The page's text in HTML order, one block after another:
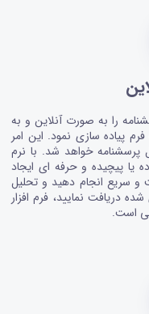
را به صورت آنلاین و به
پیاده سازی نمود. این امر
پرسشنامه خواهد شد. با نرم
یا پیچیده و حرفه ای ایجاد
و سریع انجام دهید و تحلیل
دریافت نمایید، فرم افزار
است.